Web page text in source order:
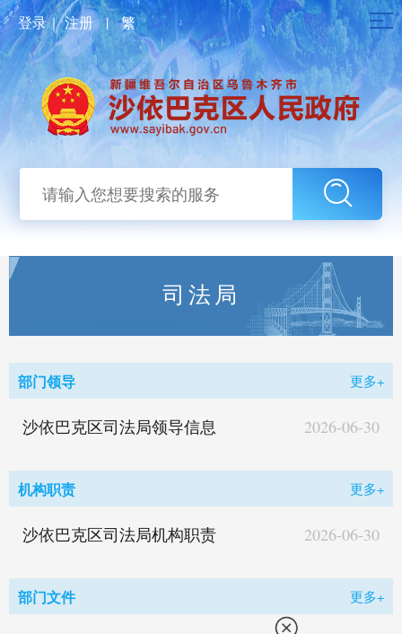
登录｜注册 | 繁
司法局
部门领导 更多+
沙依巴克区司法局领导信息 2026-06-30
机构职责 更多+
沙依巴克区司法局机构职责 2026-06-30
部门文件 更多+